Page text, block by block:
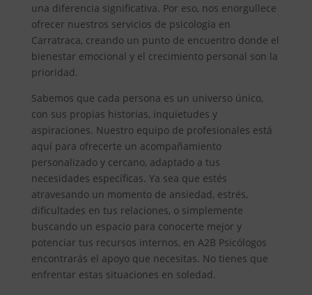
una diferencia significativa. Por eso, nos enorgullece
ofrecer nuestros servicios de psicología en
Carratraca, creando un punto de encuentro donde el
bienestar emocional y el crecimiento personal son la
prioridad.
Sabemos que cada persona es un universo único,
con sus propias historias, inquietudes y
aspiraciones. Nuestro equipo de profesionales está
aquí para ofrecerte un acompañamiento
personalizado y cercano, adaptado a tus
necesidades específicas. Ya sea que estés
atravesando un momento de ansiedad, estrés,
dificultades en tus relaciones, o simplemente
buscando un espacio para conocerte mejor y
potenciar tus recursos internos, en A2B Psicólogos
encontrarás el apoyo que necesitas. No tienes que
enfrentar estas situaciones en soledad.